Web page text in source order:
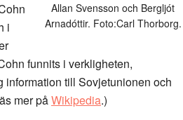
Allan Svensson och Bergljót
Arnadóttir. Foto:Carl Thorborg.
i
funnits i verkligheten,
information till Sovjetunionen och
mer påWikipedia.)